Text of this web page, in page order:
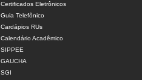
Certificados Eletrônicos
Guia Telefônico
Cardápios RUs
Calendário Acadêmico
SIPPEE
GAUCHA
SGI